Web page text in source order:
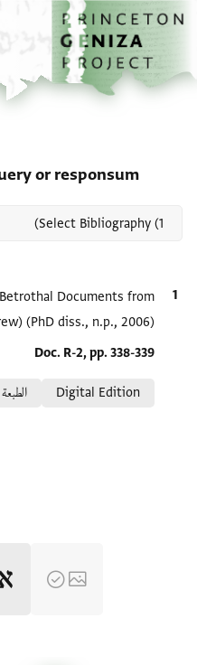
تخطي إلى المحتوى الرئيسي
الصفحة الرئيسية
or responsum
الاقتباس المرجعي
Documents from
(PhD diss., n.p., 2006).
Location in source
Doc. R-2, pp. 338-339
Digital Edition
الطبعة